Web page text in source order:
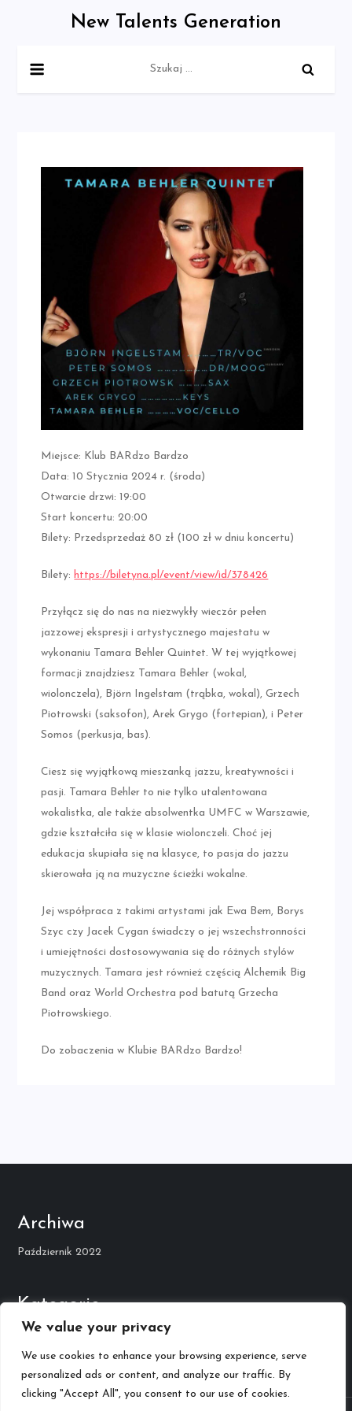
We value your privacy
We use cookies to enhance your browsing experience, serve
personalized ads or content, and analyze our traffic. By
clicking "Accept All", you consent to our use of cookies.
New Talents Generation
Miejsce: Klub BARdzo Bardzo
Data: 10 Stycznia 2024 r. (środa)
Otwarcie drzwi: 19:00
Start koncertu: 20:00
Bilety: Przedsprzedaż 80 zł (100 zł w dniu koncertu)
Bilety:https://biletyna.pl/event/view/id/378426
Przyłącz się do nas na niezwykły wieczór pełen
jazzowej ekspresji i artystycznego majestatu w
wykonaniu Tamara Behler Quintet. W tej wyjątkowej
formacji znajdziesz Tamara Behler (wokal,
wiolonczela), Björn Ingelstam (trąbka, wokal), Grzech
Piotrowski (saksofon), Arek Grygo (fortepian), i Peter
Somos (perkusja, bas).
Ciesz się wyjątkową mieszanką jazzu, kreatywności i
pasji. Tamara Behler to nie tylko utalentowana
wokalistka, ale także absolwentka UMFC w Warszawie,
gdzie kształciła się w klasie wiolonczeli. Choć jej
edukacja skupiała się na klasyce, to pasja do jazzu
skierowała ją na muzyczne ścieżki wokalne.
Jej współpraca z takimi artystami jak Ewa Bem, Borys
Szyc czy Jacek Cygan świadczy o jej wszechstronności
i umiejętności dostosowywania się do różnych stylów
muzycznych. Tamara jest również częścią Alchemik Big
Band oraz World Orchestra pod batutą Grzecha
Piotrowskiego.
Do zobaczenia w Klubie BARdzo Bardzo!
Archiwa
Październik 2022
Kategorie
Kariera Muzyczna